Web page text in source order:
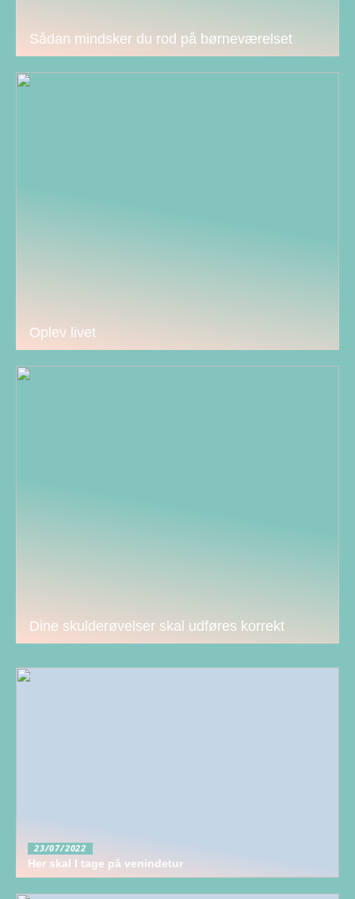
Sådan mindsker du rod på børneværelset
Oplev livet
Dine skulderøvelser skal udføres korrekt
23/07/2022
Her skal I tage på venindetur